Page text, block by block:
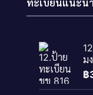
ทะเบียนแนะนำ
ม
฿